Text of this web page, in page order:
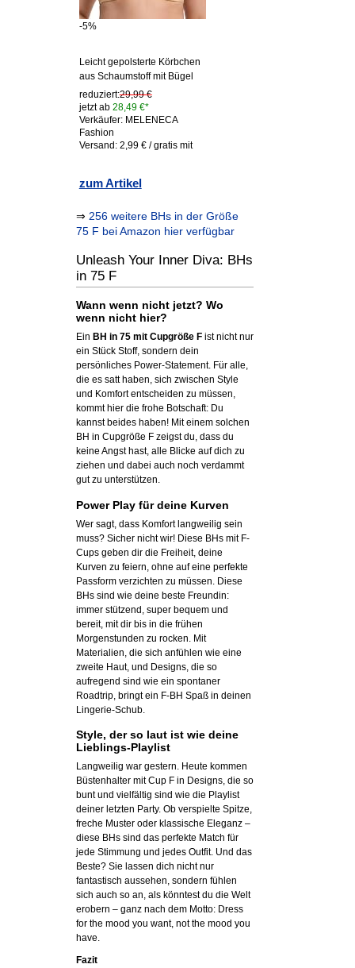
-5%
Leicht gepolsterte Körbchen
aus Schaumstoff mit Bügel
reduziert:29,99 €
jetzt ab 28,49 €*
Verkäufer: MELENECA
Fashion
Versand: 2,99 € / gratis mit
zum Artikel
⇒ 256 weitere BHs in der Größe
75 F bei Amazon hier verfügbar
Unleash Your Inner Diva: BHs
in 75 F
Wann wenn nicht jetzt? Wo
wenn nicht hier?
Ein BH in 75 mit Cupgröße Fist nicht nur
ein Stück Stoff, sondern dein
persönliches Power-Statement. Für alle,
die es satt haben, sich zwischen Style
und Komfort entscheiden zu müssen,
kommt hier die frohe Botschaft: Du
kannst beides haben! Mit einem solchen
BH in Cupgröße F zeigst du, dass du
keine Angst hast, alle Blicke auf dich zu
ziehen und dabei auch noch verdammt
gut zu unterstützen.
Power Play für deine Kurven
Wer sagt, dass Komfort langweilig sein
muss? Sicher nicht wir! Diese BHs mit F-
Cups geben dir die Freiheit, deine
Kurven zu feiern, ohne auf eine perfekte
Passform verzichten zu müssen. Diese
BHs sind wie deine beste Freundin:
immer stützend, super bequem und
bereit, mit dir bis in die frühen
Morgenstunden zu rocken. Mit
Materialien, die sich anfühlen wie eine
zweite Haut, und Designs, die so
aufregend sind wie ein spontaner
Roadtrip, bringt ein F-BH Spaß in deinen
Lingerie-Schub.
Style, der so laut ist wie deine
Lieblings-Playlist
Langweilig war gestern. Heute kommen
Büstenhalter mit Cup F in Designs, die so
bunt und vielfältig sind wie die Playlist
deiner letzten Party. Ob verspielte Spitze,
freche Muster oder klassische Eleganz –
diese BHs sind das perfekte Match für
jede Stimmung und jedes Outfit. Und das
Beste? Sie lassen dich nicht nur
fantastisch aussehen, sondern fühlen
sich auch so an, als könntest du die Welt
erobern – ganz nach dem Motto: Dress
for the mood you want, not the mood you
have.
Fazit